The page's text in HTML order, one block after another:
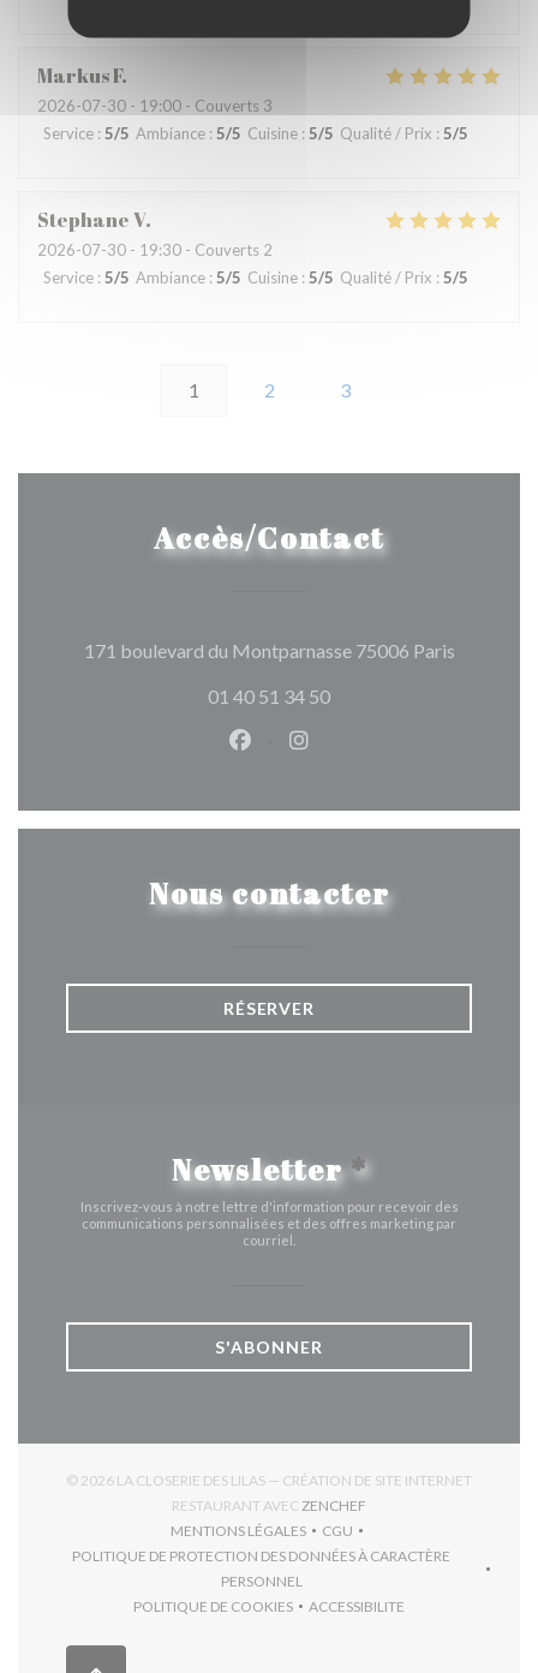
MarkusF
2026-07-30 - 19:00 - Couverts 3
Service : 5/5 Ambiance : 5/5 Cuisine : 5/5 Qualité / Prix : 5/5
StephaneV
2026-07-30 - 19:30 - Couverts 2
Service : 5/5 Ambiance : 5/5 Cuisine : 5/5 Qualité / Prix :5/5
1 2 3
Accès/Contact
171 boulevard du Montparnasse 75006 Paris((ouvre
01 40 51 34 50
Facebook ((ouvre une
Instagram ((ouvre une
Nous contacter
RÉSERVER
Newsletter*
Inscrivez-vous à notre lettre d'information pour recevoir des
communications personnalisées et des offres marketing par
courriel.
S'ABONNER
© 2026 LA CLOSERIE DES LILAS — CRÉATION DE SITE INTERNET
RESTAURANT AVEC ZENCHEF
MENTIONS LÉGALES
((OUVRE UNE NOUVELLE FENÊTRE))
CGU
((OUVRE UNE NOUVELLE
POLITIQUE DE PROTECTION DES DONNÉES À CARACTÈRE
PERSONNEL((OUVRE UNE NOUVELLE FENÊTRE))
POLITIQUE DE COOKIES
((OUVRE UNE NOUVELLE FENÊTRE))
ACCESSIBILITE
((OUVRE UNE NOUVELLE